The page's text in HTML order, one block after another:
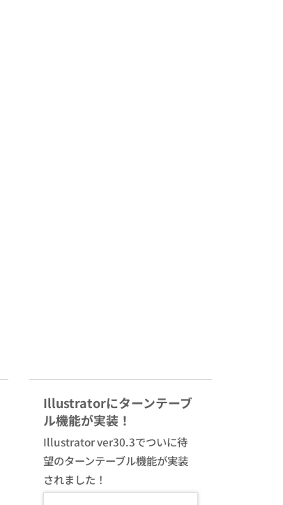
Illustratorにターンテーブ
ル機能が実装！
Illustrator ver30.3でついに待
望のターンテーブル機能が実装
されました！